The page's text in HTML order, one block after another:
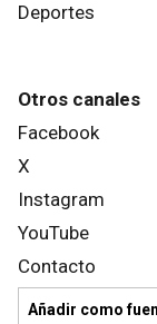
Deportes
Otros canales
Facebook
X
Instagram
YouTube
Contacto
Añadir como